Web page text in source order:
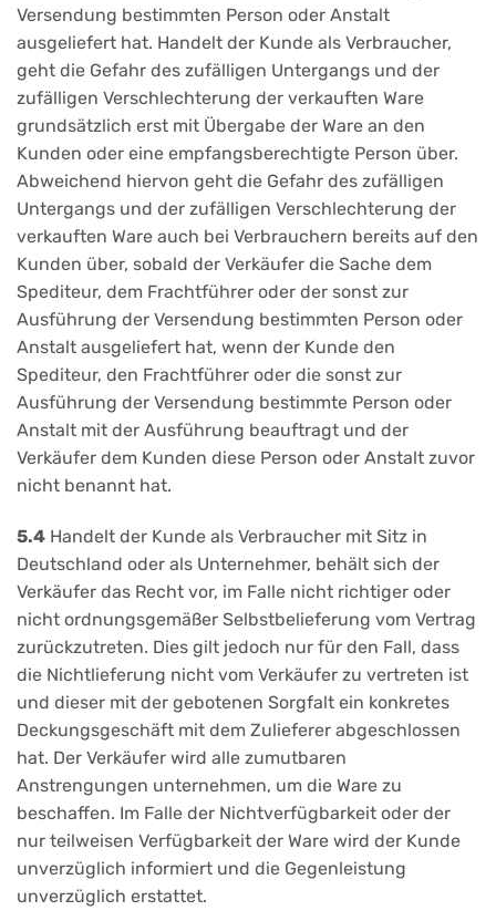
Versendung bestimmten Person oder Anstalt
ausgeliefert hat. Handelt der Kunde als Verbraucher,
geht die Gefahr des zufälligen Untergangs und der
zufälligen Verschlechterung der verkauften Ware
grundsätzlich erst mit Übergabe der Ware an den
Kunden oder eine empfangsberechtigte Person über.
Abweichend hiervon geht die Gefahr des zufälligen
Untergangs und der zufälligen Verschlechterung der
verkauften Ware auch bei Verbrauchern bereits auf den
Kunden über, sobald der Verkäufer die Sache dem
Spediteur, dem Frachtführer oder der sonst zur
Ausführung der Versendung bestimmten Person oder
Anstalt ausgeliefert hat, wenn der Kunde den
Spediteur, den Frachtführer oder die sonst zur
Ausführung der Versendung bestimmte Person oder
Anstalt mit der Ausführung beauftragt und der
Verkäufer dem Kunden diese Person oder Anstalt zuvor
nicht benannt hat.
5.4 Handelt der Kunde als Verbraucher mit Sitz in
Deutschland oder als Unternehmer, behält sich der
Verkäufer das Recht vor, im Falle nicht richtiger oder
nicht ordnungsgemäßer Selbstbelieferung vom Vertrag
zurückzutreten. Dies gilt jedoch nur für den Fall, dass
die Nichtlieferung nicht vom Verkäufer zu vertreten ist
und dieser mit der gebotenen Sorgfalt ein konkretes
Deckungsgeschäft mit dem Zulieferer abgeschlossen
hat. Der Verkäufer wird alle zumutbaren
Anstrengungen unternehmen, um die Ware zu
beschaffen. Im Falle der Nichtverfügbarkeit oder der
nur teilweisen Verfügbarkeit der Ware wird der Kunde
unverzüglich informiert und die Gegenleistung
unverzüglich erstattet.